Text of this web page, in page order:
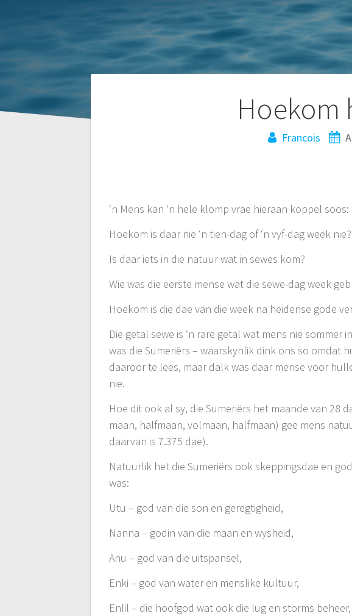
Hoekom
Francois
‘n Mens kan ‘n hele klomp vrae hieraan koppel soos:
Hoekom is daar nie ‘n tien-dag of ‘n vyf-dag week nie?
Is daar iets in die natuur wat in sewes kom?
Wie was die eerste mense wat die sewe-dag week
Hoekom is die dae van die week na heidense gode
Die getal sewe is ‘n rare getal wat mens nie
was die Sumeriërs – waarskynlik dink ons so
daaroor te lees, maar dalk was daar mense voor
nie.
Hoe dit ook al sy, die Sumeriërs het maande van 28
maan, halfmaan, volmaan, halfmaan) gee mens
daarvan is 7.375 dae).
Natuurlik het die Sumeriërs ook skeppingsdae en
was:
Utu – god van die son en geregtigheid,
Nanna – godin van die maan en wysheid,
Anu – god van die uitspansel,
Enki – god van water en menslike kultuur,
Enlil – die hoofgod wat ook die lug en storms beheer,
Post